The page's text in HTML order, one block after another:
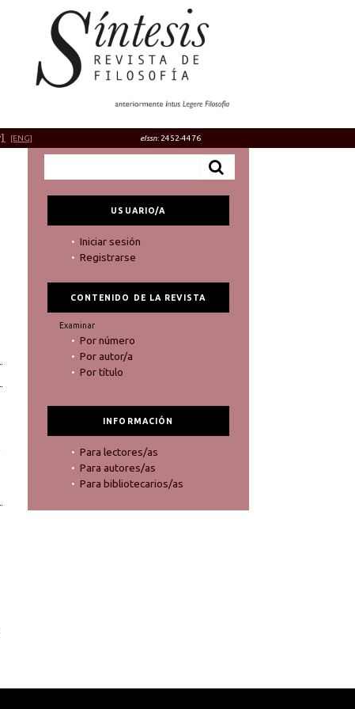
] [ENG] eIssn: 2452-4476
USUARIO/A
Iniciar sesión
Registrarse
CONTENIDO DE LA REVISTA
Examinar
Por número
Por autor/a
Por título
INFORMACIÓN
Para lectores/as
Para autores/as
Para bibliotecarios/as